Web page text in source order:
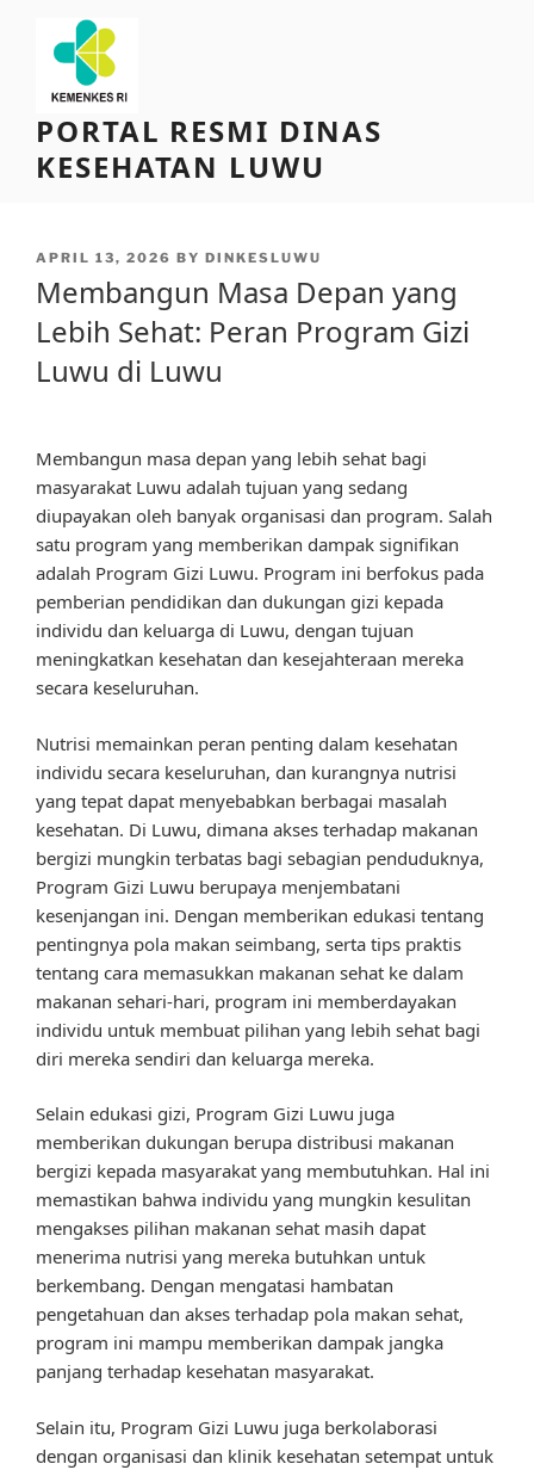
content
PORTAL RESMI DINAS
KESEHATAN LUWU
POSTED
APRIL 13, 2026 BY DINKESLUWU
Membangun Masa Depan yang
Lebih Sehat: Peran Program Gizi
Luwu di Luwu
Membangun masa depan yang lebih sehat bagi
masyarakat Luwu adalah tujuan yang sedang
diupayakan oleh banyak organisasi dan program. Salah
satu program yang memberikan dampak signifikan
adalah Program Gizi Luwu. Program ini berfokus pada
pemberian pendidikan dan dukungan gizi kepada
individu dan keluarga di Luwu, dengan tujuan
meningkatkan kesehatan dan kesejahteraan mereka
secara keseluruhan.
Nutrisi memainkan peran penting dalam kesehatan
individu secara keseluruhan, dan kurangnya nutrisi
yang tepat dapat menyebabkan berbagai masalah
kesehatan. Di Luwu, dimana akses terhadap makanan
bergizi mungkin terbatas bagi sebagian penduduknya,
Program Gizi Luwu berupaya menjembatani
kesenjangan ini. Dengan memberikan edukasi tentang
pentingnya pola makan seimbang, serta tips praktis
tentang cara memasukkan makanan sehat ke dalam
makanan sehari-hari, program ini memberdayakan
individu untuk membuat pilihan yang lebih sehat bagi
diri mereka sendiri dan keluarga mereka.
Selain edukasi gizi, Program Gizi Luwu juga
memberikan dukungan berupa distribusi makanan
bergizi kepada masyarakat yang membutuhkan. Hal ini
memastikan bahwa individu yang mungkin kesulitan
mengakses pilihan makanan sehat masih dapat
menerima nutrisi yang mereka butuhkan untuk
berkembang. Dengan mengatasi hambatan
pengetahuan dan akses terhadap pola makan sehat,
program ini mampu memberikan dampak jangka
panjang terhadap kesehatan masyarakat.
Selain itu, Program Gizi Luwu juga berkolaborasi
dengan organisasi dan klinik kesehatan setempat untuk